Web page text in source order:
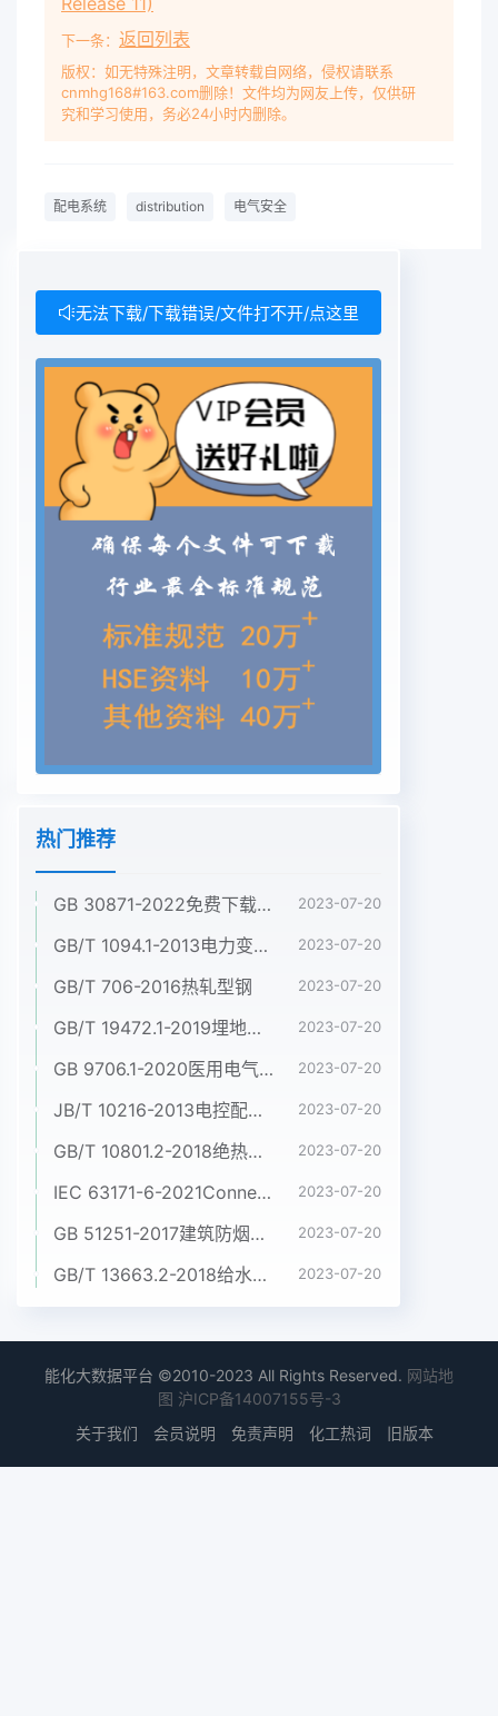
下一条： 返回列表
版权：如无特殊注明，文章转载自网络，侵权请联系
cnmhg168#163.com删除！文件均为网友上传，仅供研
究和学习使用，务必24小时内删除。
配电系统 distribution 电气安全
无法下载/下载错误/文件打不开/点这里
热门推荐
GB 30871-2022免费下载危险化学品企业特殊作业安全规范 2023-07-20
GB/T 1094.1-2013电力变压器 第1部分:总则 2023-07-20
GB/T 706-2016热轧型钢 2023-07-20
GB/T 19472.1-2019埋地用聚乙烯(PE)结构壁管道系统 第1部分:聚乙烯双壁波纹管材 2023-07-20
GB 9706.1-2020医用电气设备 第1部分:基本安全和基本性能的通用要求 2023-07-20
JB/T 10216-2013电控配电用电缆桥架 2023-07-20
GB/T 10801.2-2018绝热用挤塑聚苯乙烯泡沫塑料(XPS) 2023-07-20
IEC 63171-6-2021Connectors for electrical and electronic equipment - Part 6: Detail specification for 2-way and 4-way (data/power), shielded, free and fixed connectors for power and data transmission with frequencies up to 600 MHz 2023-07-20
GB 51251-2017建筑防烟排烟系统技术标准 2023-07-20
GB/T 13663.2-2018给水用聚乙烯(PE)管道系统 第2部分:管材 2023-07-20
能化大数据平台 ©2010-2023 All Rights Reserved. 网站地
图 沪ICP备14007155号-3
关于我们
会员说明 免责声明 化工热词 旧版本